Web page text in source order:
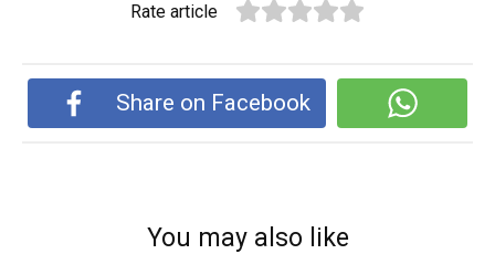
Rate article
Share on Facebook
You may also like